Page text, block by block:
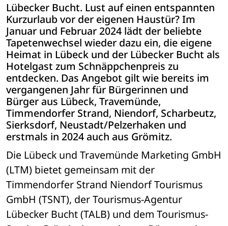
Lübecker Bucht. Lust auf einen entspannten
Kurzurlaub vor der eigenen Haustür? Im
Januar und Februar 2024 lädt der beliebte
Tapetenwechsel wieder dazu ein, die eigene
Heimat in Lübeck und der Lübecker Bucht als
Hotelgast zum Schnäppchenpreis zu
entdecken. Das Angebot gilt wie bereits im
vergangenen Jahr für Bürgerinnen und
Bürger aus Lübeck, Travemünde,
Timmendorfer Strand, Niendorf, Scharbeutz,
Sierksdorf, Neustadt/Pelzerhaken und
erstmals in 2024 auch aus Grömitz.
Die Lübeck und Travemünde Marketing GmbH
(LTM) bietet gemeinsam mit der
Timmendorfer Strand Niendorf Tourismus
GmbH (TSNT), der Tourismus-Agentur
Lübecker Bucht (TALB) und dem Tourismus-